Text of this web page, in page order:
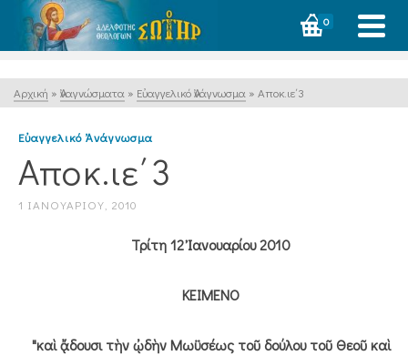
0
Αρχική » Ἀναγνώσματα » Εὐαγγελικό Ἀνάγνωσμα » Αποκ.ιε΄3
Εὐαγγελικό Ἀνάγνωσμα
Αποκ.ιε΄3
1 ΙΑΝΟΥΑΡΊΟΥ, 2010
Τρίτη 12 Ἰανουαρίου 2010
ΚΕΙΜΕΝΟ
"καὶ ᾄδουσι τὴν ᾠδὴν Μωϋσέως τοῦ δούλου τοῦ Θεοῦ καὶ